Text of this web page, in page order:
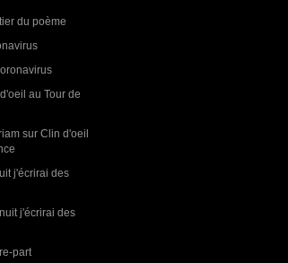
du poème
au Tour de
sur Clin d'oeil
j'écrirai des
j'écrirai des
part